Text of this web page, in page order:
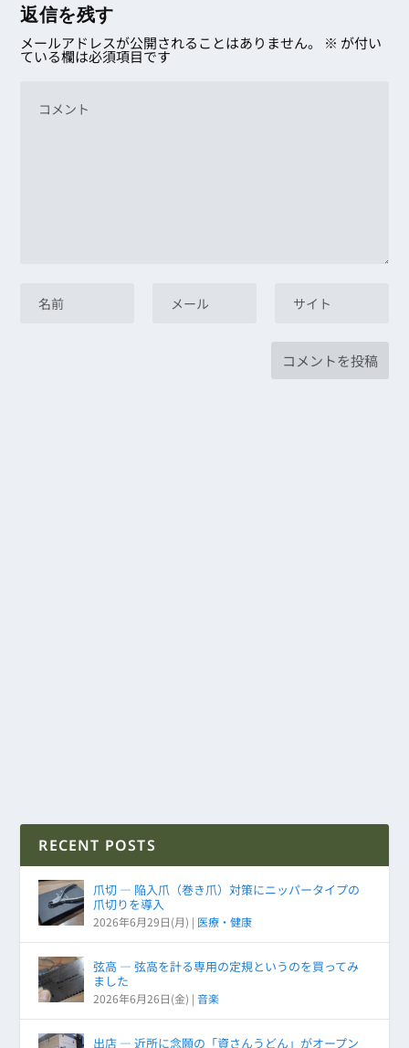
返信を残す
メールアドレスが公開されることはありません。 ※ が付い
ている欄は必須項目です
RECENT POSTS
爪切 ― 陥入爪（巻き爪）対策にニッパータイプの
爪切りを導入
2026年6月29日(月) | 医療・健康
弦高 ― 弦高を計る専用の定規というのを買ってみ
ました
2026年6月26日(金) |音楽
出店 ― 近所に念願の「資さんうどん」がオープン